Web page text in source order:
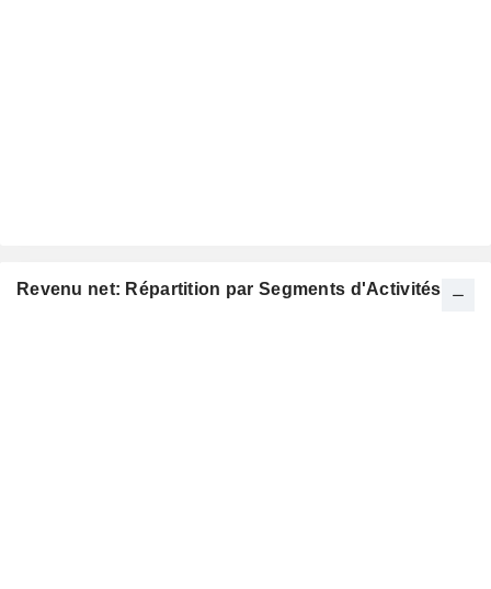
Revenu net: Répartition par Segments d'Activités